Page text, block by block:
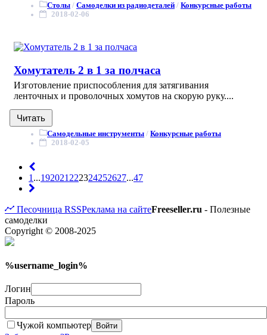
Столы / Самоделки из радиодеталей / Конкурсные работы
2018-02-06
Хомутатель 2 в 1 за полчаса
Изготовление приспособления для затягивания
ленточных и проволочных хомутов на скорую руку....
Читать
Самодельные инструменты / Конкурсные работы
2018-02-05
1 ...192021 222324252627...47
Песочница RSSРеклама на сайтеFreeseller.ru - Полезные
самоделки
Copyright © 2008-2025
%username_login%
Логин
Пароль
Чужой компьютер Войти